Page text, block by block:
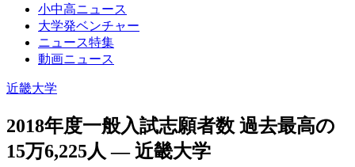
小中高ニュース
大学発ベンチャー
ニュース特集
動画ニュース
近畿大学
2018年度一般入試志願者数 過去最高の
15万6,225人 — 近畿大学